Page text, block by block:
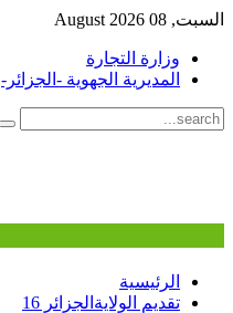
السبت, 08 August 2026
وزارة التجارة
المديرية الجهوية -الجزائر-
الرئيسية
تقديم الولاية الجزائر 16